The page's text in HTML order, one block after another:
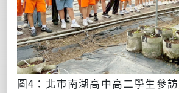
圖4：北市南湖高中高二學生參